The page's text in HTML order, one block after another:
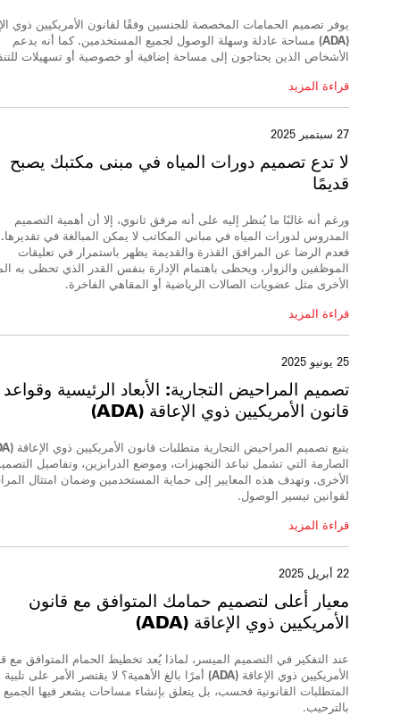
يوفر تصميم الحمامات المخصصة للجنسين وفقًا لقانون الأمريكيين ذوي
(ADA) مساحة عادلة وسهلة الوصول لجميع المستخدمين.
كما أنه يدعم
الأشخاص الذين يحتاجون إلى مساحة إضافية أو خصوصية أو تسهيلات
قراءة المزيد
27 سبتمبر 2025
لا تدع تصميم دورات المياه في مبنى مكتبك يصبح
قديمًا
ورغم أنه غالبًا ما يُنظر إليه على أنه مرفق ثانوي، إلا أن أهمية التصميم
المدروس لدورات المياه في مباني المكاتب لا يمكن المبالغة في تقديرها.
فعدم الرضا عن المرافق القذرة والقديمة يظهر باستمرار في تعليقات
الموظفين والزوار، ويحظى باهتمام الإدارة بنفس القدر الذي تحظى به
الأخرى مثل عضويات الصالات الرياضية أو المقاهي الفاخرة.
قراءة المزيد
25 يونيو 2025
تصميم المراحيض التجارية: الأبعاد الرئيسية وقواعد
قانون الأمريكيين ذوي الإعاقة (ADA)
الصارمة التي تشمل تباعد التجهيزات، وموضع الدرابزين، وتفاصيل
الأخرى. وتهدف هذه المعايير إلى حماية المستخدمين وضمان امتثال
لقوانين تيسير الوصول.
قراءة المزيد
22 أبريل 2025
معيار أعلى لتصميم حمامك المتوافق مع قانون
الأمريكيين ذوي الإعاقة (ADA)
عند التفكير في التصميم الميسر، لماذا يُعد تخطيط الحمام المتوافق مع
الأمريكيين ذوي الإعاقة (ADA) أمرًا بالغ الأهمية؟
لا يقتصر الأمر على تلبية
المتطلبات القانونية فحسب، بل يتعلق بإنشاء مساحات يشعر فيها الجميع
بالترحيب.